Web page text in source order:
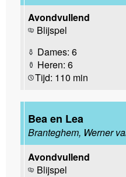
Avondvullend
Blijspel
Dames: 6
Heren: 6
Tijd: 110 min
Bea en Lea
Branteghem, Werner
Avondvullend
Blijspel